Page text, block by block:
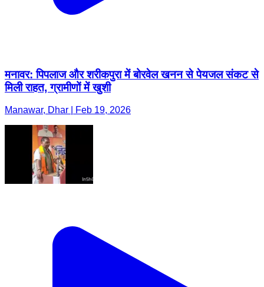
मनावर: पिपलाज और शरीकपुरा में बोरवेल खनन से पेयजल संकट से
मिली राहत, ग्रामीणों में खुशी
Manawar, Dhar | Feb 19, 2026